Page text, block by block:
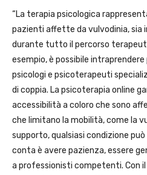
“La terapia psicologica
pazienti affette da vulvodinia, sia
durante tutto il percorso
esempio, è possibile
psicologi e psicoterapeuti
di coppia. La psicoterapia online
accessibilità a coloro che sono
che limitano la mobilità, come la
supporto, qualsiasi condizione
conta è avere pazienza, essere
a professionisti competenti. Con